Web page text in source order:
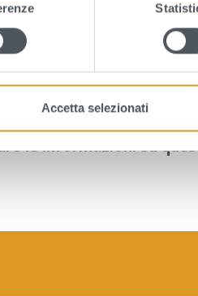
Accetta selezionati
le informazioni su